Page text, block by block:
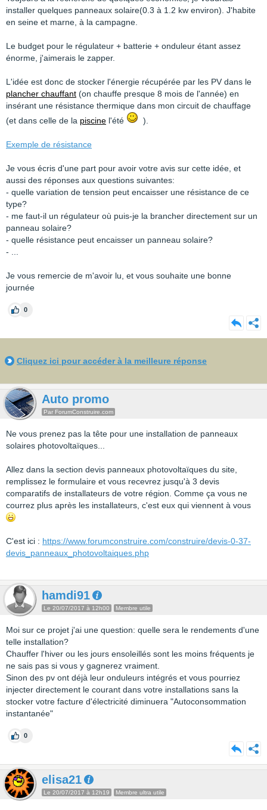
installer quelques panneaux solaire(0.3 à 1.2 kw environ). J'habite
en seine et marne, à la campagne.
Le budget pour le régulateur + batterie + onduleur étant assez
énorme, j'aimerais le zapper.
L'idée est donc de stocker l'énergie récupérée par les PV dans le
plancher chauffant (on chauffe presque 8 mois de l'année) en
insérant une résistance thermique dans mon circuit de chauffage
(et dans celle de la piscine l'été ).
Exemple de résistance
Je vous écris d'une part pour avoir votre avis sur cette idée, et
aussi des réponses aux questions suivantes:
- quelle variation de tension peut encaisser une résistance de ce
type?
- me faut-il un régulateur où puis-je la brancher directement sur un
panneau solaire?
- quelle résistance peut encaisser un panneau solaire?
- ...
Je vous remercie de m'avoir lu, et vous souhaite une bonne
journée
0
Cliquez ici pour accéder à la meilleure réponse
Auto promo
Par ForumConstruire.com
Ne vous prenez pas la tête pour une installation de panneaux
solaires photovoltaïques...
Allez dans la section devis panneaux photovoltaïques du site,
remplissez le formulaire et vous recevrez jusqu'à 3 devis
comparatifs de installateurs de votre région. Comme ça vous ne
courrez plus après les installateurs, c'est eux qui viennent à vous
C'est ici : https://www.forumconstruire.com/construire/devis-0-37-
devis_panneaux_photovoltaiques.php
hamdi91
Le 20/07/2017 à 12h00 Membre utile
Moi sur ce projet j'ai une question: quelle sera le rendements d'une
telle installation?
Chauffer l'hiver ou les jours ensoleillés sont les moins fréquents je
ne sais pas si vous y gagnerez vraiment.
Sinon des pv ont déjà leur onduleurs intégrés et vous pourriez
injecter directement le courant dans votre installations sans la
stocker votre facture d'électricité diminuera "Autoconsommation
instantanée"
0
elisa21
Le 20/07/2017 à 12h19 Membre ultra utile